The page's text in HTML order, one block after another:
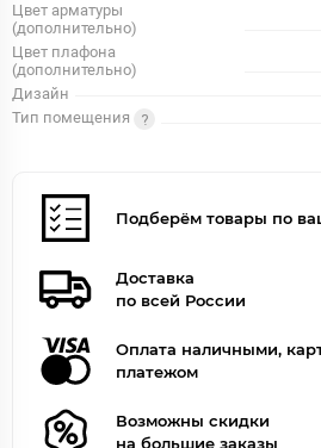
Цвет арматуры
(дополнительно)
Цвет плафона
(дополнительно)
Дизайн
Тип помещения
Подберём товары по
Доставка
по всей России
Оплата наличными,
платежом
Возможны скидки
на большие заказы